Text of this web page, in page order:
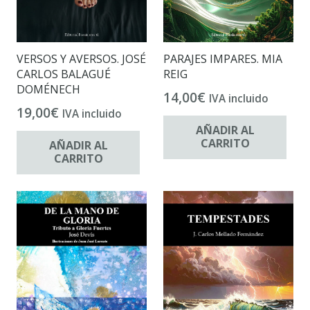
VERSOS Y AVERSOS. JOSÉ
CARLOS BALAGUÉ
DOMÉNECH
19,00€ IVA incluido
AÑADIR AL
CARRITO
PARAJES IMPARES. MIA
REIG
14,00€ IVA incluido
AÑADIR AL
CARRITO